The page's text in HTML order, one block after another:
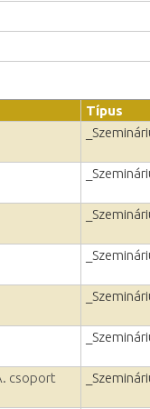
Típus
csoport